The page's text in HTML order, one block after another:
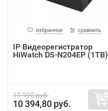
избранное сравнить
IP Видеорегистратор
HiWatch DS-N204EP (1TB)
19 990 руб.
10 394,80 руб.